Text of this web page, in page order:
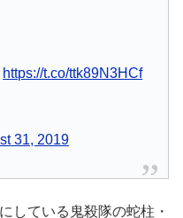
https://t.co/ttk89N3HCf
31, 2019
している鬼殺隊の蛇柱・